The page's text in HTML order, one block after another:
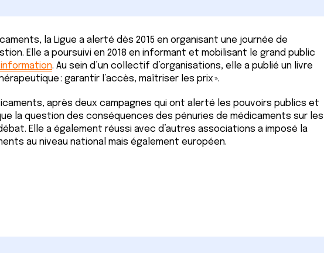
la Ligue a alerté dès 2015 en organisant une journée de
Elle a poursuivi en 2018 en informant et mobilisant le grand public
. Au sein d’un collectif d’organisations, elle a publié un livre
: garantir l’accès, maîtriser les prix ».
après deux campagnes qui ont alerté les pouvoirs publics et
la question des conséquences des pénuries de médicaments sur les
Elle a également réussi avec d’autres associations a imposé la
au niveau national mais également européen.